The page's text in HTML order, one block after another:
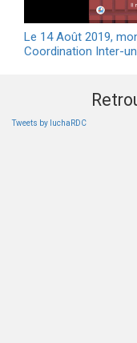
Le 14 Août 2019,
Coordination Inter-
Tweets by luchaRDC